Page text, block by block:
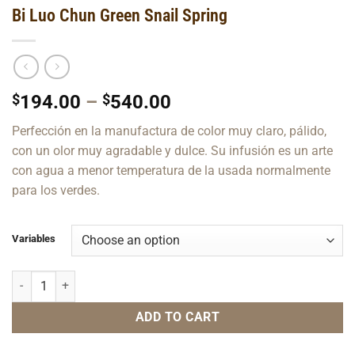
Bi Luo Chun Green Snail Spring
$194.00 – $540.00
range:
$194.00
through
$540.00
Perfección en la manufactura de color muy claro, pálido,
con un olor muy agradable y dulce. Su infusión es un arte
con agua a menor temperatura de la usada normalmente
para los verdes.
Variables
Bi Luo Chun Green Snail Spring quantity
ADD TO CART